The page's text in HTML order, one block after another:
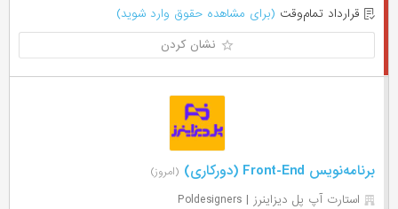
قرارداد تمام‌وقت (برای مشاهده حقوق وارد شوید)
نشان کردن
برنامه‌نویس Front-End (دورکاری) (امروز)
استارت آپ پل دیزاینرز | Poldesigners